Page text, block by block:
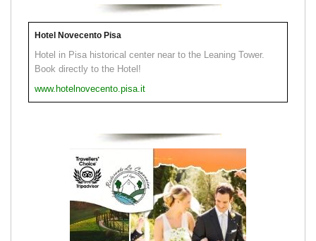
Hotel Novecento Pisa
Hotel in Pisa historical center near to the Leaning Tower.
Book directly to the Hotel!
www.hotelnovecento.pisa.it